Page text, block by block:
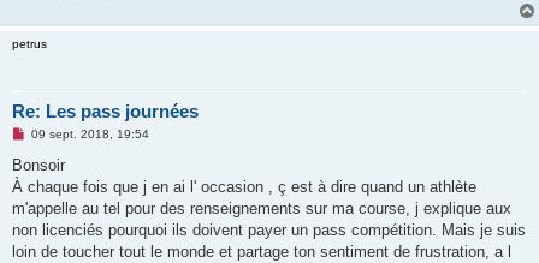
petrus
Re: Les pass journées
M
s
a
g
n
o
09 sept. 2018, 19:54
Bonsoir
À chaque fois que j en ai l' occasion , ç est à dire quand un athlète
m'appelle au tel pour des renseignements sur ma course, j explique aux
non licenciés pourquoi ils doivent payer un pass compétition. Mais je suis
loin de toucher tout le monde et partage ton sentiment de frustration, a l